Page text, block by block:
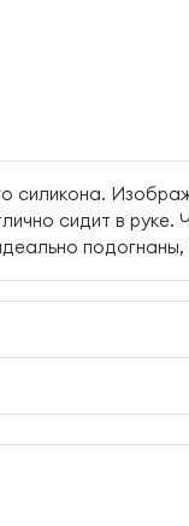
силикона.
сидит в